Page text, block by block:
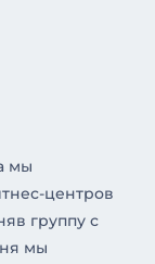
мы
центров
группу с
мы